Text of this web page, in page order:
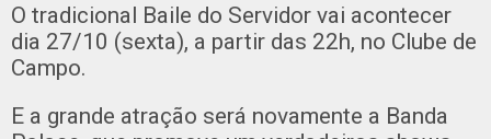
O tradicional Baile do Servidor vai acontecer
dia 27/10 (sexta), a partir das 22h, no Clube de
Campo.
E a grande atração será novamente a Banda